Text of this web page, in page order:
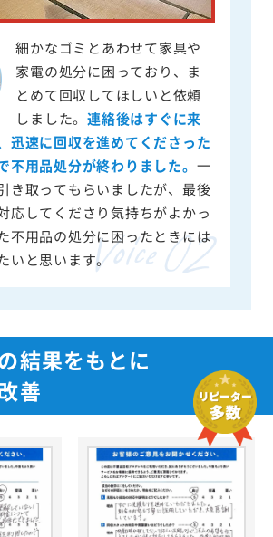
細かなゴミとあわせて家具や
家電の処分に困っており、ま
とめて回収してほしいと依頼
しました。連絡後はすぐに来
迅速に回収を進めてくださった
不用品処分が終わりました。 一
き取ってもらいましたが、最後
応してくださり気持ちがよかっ
不用品の処分に困ったときには
いと思います。
結果をもとに
善